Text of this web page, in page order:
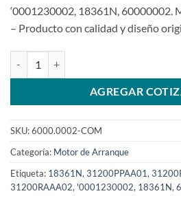
‘0001230002, 18361N, 60000002.
– Producto con calidad y diseño
AGREGAR
SKU:6000.0002-COM
Categoría: Motor de Arranque
Etiqueta: 18361N, 31200PPAA01,
31200RAAA02, '0001230002, 18361N,